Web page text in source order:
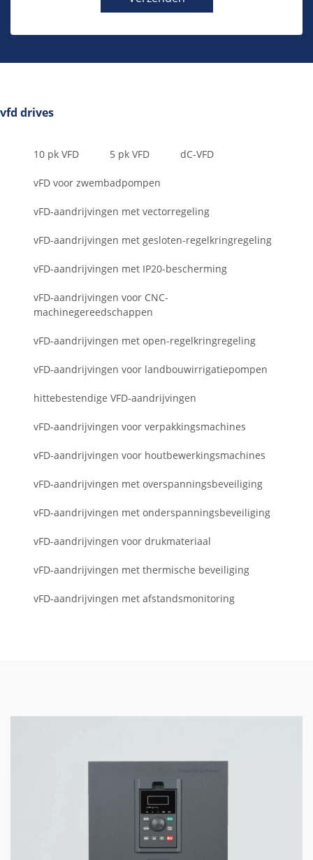
vfd drives
10 pk VFD 5 pk VFD dC-VFD
vFD voor zwembadpompen
vFD-aandrijvingen met vectorregeling
vFD-aandrijvingen met gesloten-regelkringregeling
vFD-aandrijvingen met IP20-bescherming
vFD-aandrijvingen voor CNC-
machinegereedschappen
vFD-aandrijvingen met open-regelkringregeling
vFD-aandrijvingen voor landbouwirrigatiepompen
hittebestendige VFD-aandrijvingen
vFD-aandrijvingen voor verpakkingsmachines
vFD-aandrijvingen voor houtbewerkingsmachines
vFD-aandrijvingen met overspanningsbeveiliging
vFD-aandrijvingen met onderspanningsbeveiliging
vFD-aandrijvingen voor drukmateriaal
vFD-aandrijvingen met thermische beveiliging
vFD-aandrijvingen met afstandsmonitoring